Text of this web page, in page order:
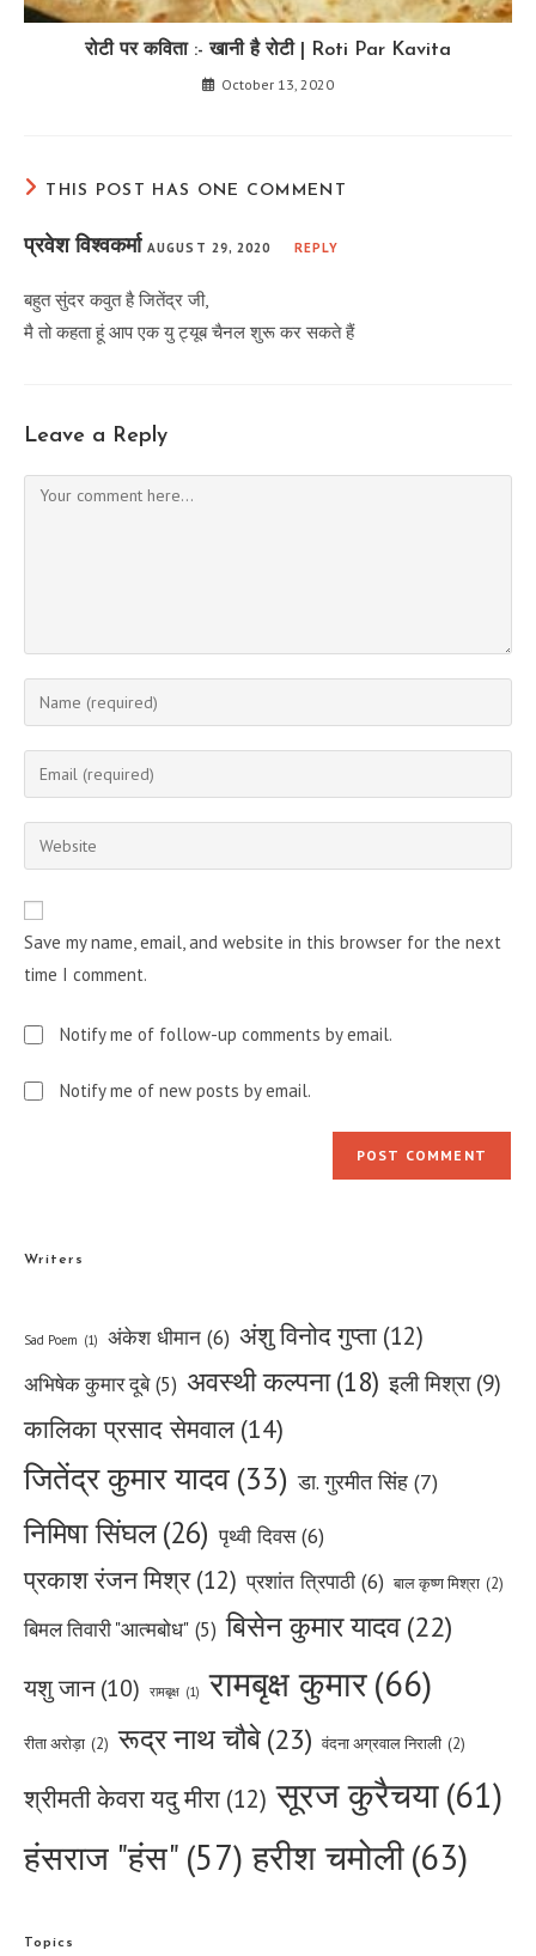
रोटी पर कविता :- खानी है रोटी | Roti Par Kavita
October 13, 2020
THIS POST HAS ONE COMMENT
प्रवेश विश्वकर्मा AUGUST 29, 2020 REPLY
बहुत सुंदर कवुत है जितेंद्र जी,
मै तो कहता हूं आप एक यु ट्यूब चैनल शुरू कर सकते हैं
Leave a Reply
Comment
Enter
your
name
comment
Enter
your
email
address
Enter
your
URL
(optional)
Save my name, email, and website in this browser for the next
time I comment.
Notify me of follow-up comments by email.
Notify me of new posts by email.
Writers
Sad Poem (1) अंकेश धीमान (6) अंशु विनोद गुप्ता (12)
अभिषेक कुमार दूबे (5) अवस्थी कल्पना (18) इली मिश्रा (9)
कालिका प्रसाद सेमवाल (14)
जितेंद्र कुमार यादव (33) डा. गुरमीत सिंह (7)
निमिषा सिंघल(26) पृथ्वी दिवस (6)
प्रकाश रंजन मिश्र (12) प्रशांत त्रिपाठी (6) बाल कृष्ण मिश्रा (2)
बिमल तिवारी "आत्मबोध" (5) बिसेन कुमार यादव(22)
यशु जान (10) रामबृक्ष (1) रामबृक्ष कुमार(66)
रीता अरोड़ा (2) रूद्र नाथ चौबे(23) वंदना अग्रवाल निराली (2)
श्रीमती केवरा यदु मीरा (12) सूरज कुरैचया(61)
हंसराज "हंस" (57) हरीश चमोली(63)
Topics